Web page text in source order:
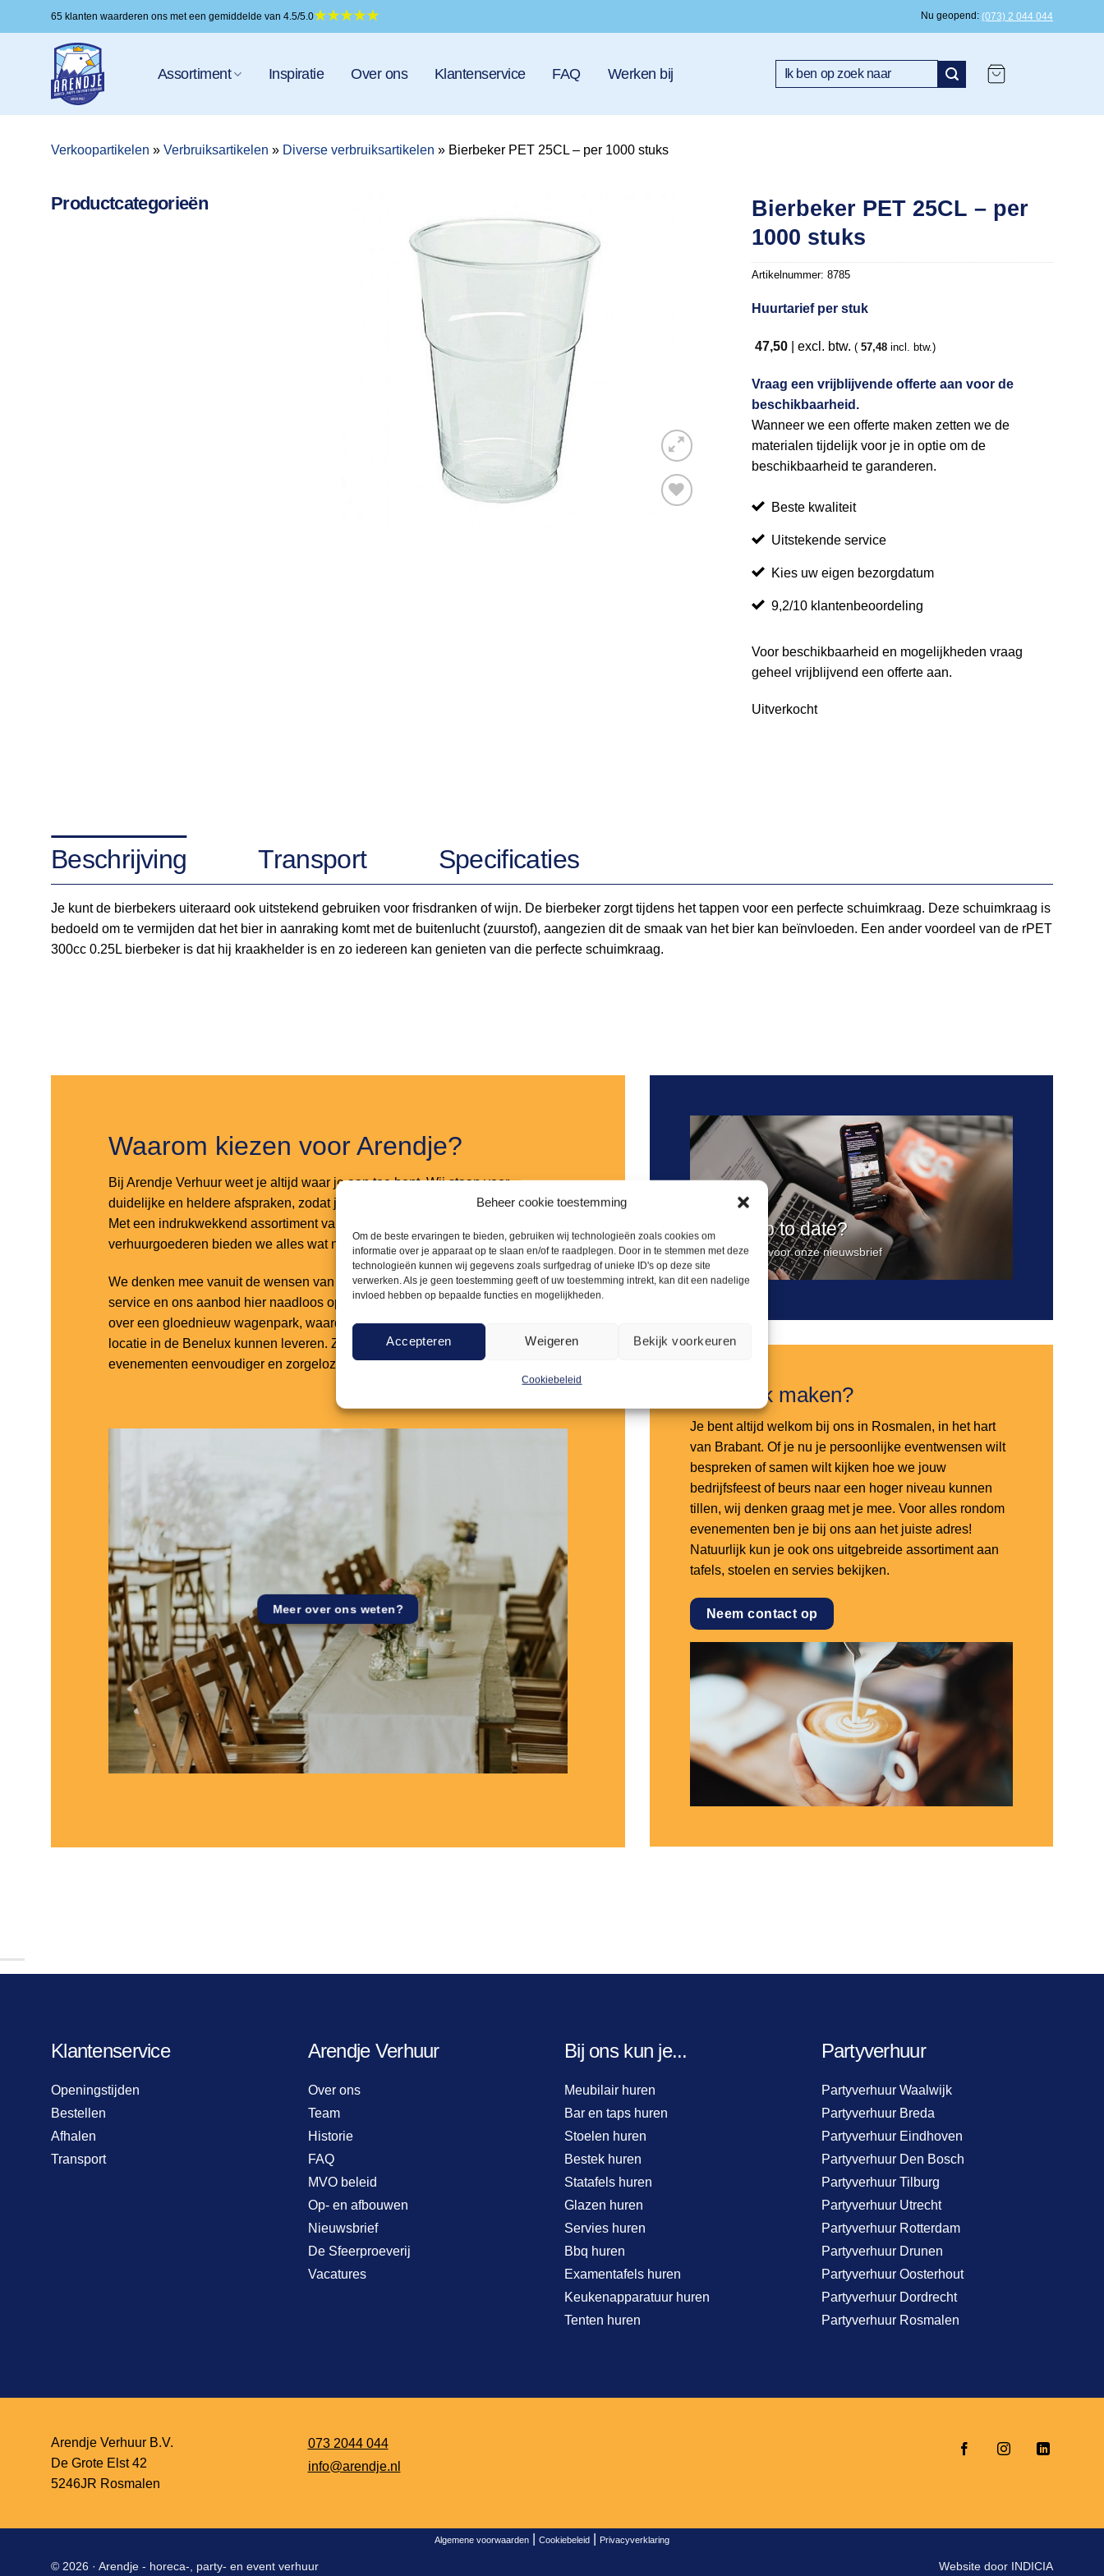
Beheer cookie toestemming
Om de beste ervaringen te bieden, gebruiken wij technologieën zoals cookies om
informatie over je apparaat op te slaan en/of te raadplegen. Door in te stemmen met deze
technologieën kunnen wij gegevens zoals surfgedrag of unieke ID's op deze site
verwerken. Als je geen toestemming geeft of uw toestemming intrekt, kan dit een nadelige
invloed hebben op bepaalde functies en mogelijkheden.
Accepteren Weigeren Bekijk voorkeuren
Cookiebeleid
naar
65 klanten waarderen ons met een gemiddelde van 4.5/5.0 Nu geopend (073) 2 044 044
Assortiment Inspiratie Over ons Klantenservice FAQ Werken bij
Zoeken
Verkoopartikelen » Verbruiksartikelen » Diverse verbruiksartikelen » Bierbeker PET 25CL – per 1000 stuks
Productcategorieën
Bierbeker PET 25CL – per
1000 stuks
Artikelnummer:8785
Huurtarief per stuk
47,50 | excl. btw.( 57,48 incl. btw.)
Vraag een vrijblijvende offerte aan voor de
beschikbaarheid.
Wanneer we een offerte maken zetten we de
materialen tijdelijk voor je in optie om de
beschikbaarheid te garanderen.
Beste kwaliteit
Uitstekende service
Kies uw eigen bezorgdatum
9,2/10 klantenbeoordeling
Voor beschikbaarheid en mogelijkheden vraag
geheel vrijblijvend een offerte aan.
Uitverkocht
Beschrijving Transport Specificaties
Je kunt de bierbekers uiteraard ook uitstekend gebruiken voor frisdranken of wijn. De bierbeker zorgt tijdens het tappen voor een perfecte schuimkraag. Deze schuimkraag is
bedoeld om te vermijden dat het bier in aanraking komt met de buitenlucht (zuurstof), aangezien dit de smaak van het bier kan beïnvloeden. Een ander voordeel van de rPET
300cc 0.25L bierbeker is dat hij kraakhelder is en zo iedereen kan genieten van die perfecte schuimkraag.
Waarom kiezen voor Arendje?
Bij Arendje Verhuur weet je altijd waar je aan toe bent. Wij staan voor
duidelijke en heldere afspraken, zodat je nooit voor verrassingen komt te staan.
Met een indrukwekkend assortiment van maar liefst 5.000 m² aan
verhuurgoederen bieden we alles wat nodig is voor horeca en evenementen.
We denken mee vanuit de wensen van onze klanten en zorgen ervoor dat onze
service en ons aanbod hier naadloos op aansluiten. Bovendien beschikken we
over een gloednieuw wagenpark, waardoor we moeiteloos en snel op iedere
locatie in de Benelux kunnen leveren. Zo maken we het organiseren van
evenementen eenvoudiger en zorgelozer dan ooit.
Meer over ons weten?
Altijd up to date?
Schrijf je in voor onze nieuwsbrief
Afspraak maken?
Je bent altijd welkom bij ons in Rosmalen, in het hart
van Brabant. Of je nu je persoonlijke eventwensen wilt
bespreken of samen wilt kijken hoe we jouw
bedrijfsfeest of beurs naar een hoger niveau kunnen
tillen, wij denken graag met je mee. Voor alles rondom
evenementen ben je bij ons aan het juiste adres!
Natuurlijk kun je ook ons uitgebreide assortiment aan
tafels, stoelen en servies bekijken.
Neem contact op
Klantenservice
Openingstijden
Bestellen
Afhalen
Transport
Arendje Verhuur
Over ons
Team
Historie
FAQ
MVO beleid
Op- en afbouwen
Nieuwsbrief
De Sfeerproeverij
Vacatures
Bij ons kun je...
Meubilair huren
Bar en taps huren
Stoelen huren
Bestek huren
Statafels huren
Glazen huren
Servies huren
Bbq huren
Examentafels huren
Keukenapparatuur huren
Tenten huren
Partyverhuur
Partyverhuur Waalwijk
Partyverhuur Breda
Partyverhuur Eindhoven
Partyverhuur Den Bosch
Partyverhuur Tilburg
Partyverhuur Utrecht
Partyverhuur Rotterdam
Partyverhuur Drunen
Partyverhuur Oosterhout
Partyverhuur Dordrecht
Partyverhuur Rosmalen
Arendje Verhuur B.V.
De Grote Elst 42
5246JR Rosmalen
073 2044 044
info@arendje.nl
Algemene voorwaarden Cookiebeleid Privacyverklaring
Website door INDICIA
© 2026 · Arendje - horeca-, party- en event verhuur